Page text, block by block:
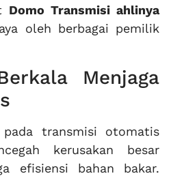
Domo Transmisi ahlinya
oleh berbagai pemilik
Menjaga
pada transmisi otomatis
kerusakan besar
efisiensi bahan bakar.